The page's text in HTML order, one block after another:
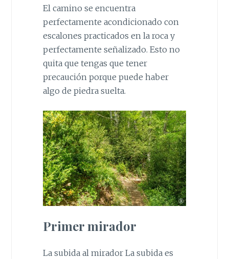
El camino se encuentra
perfectamente acondicionado con
escalones practicados en la roca y
perfectamente señalizado. Esto no
quita que tengas que tener
precaución porque puede haber
algo de piedra suelta.
Primer mirador
La subida al mirador La subida es